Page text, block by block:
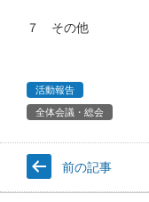
７ その他
活動報告
全体会議・総会
前の記事